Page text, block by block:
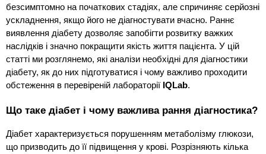
безсимптомно на початкових стадіях, але спричиняє серйозні
ускладнення, якщо його не діагностувати вчасно. Раннє
виявлення діабету дозволяє запобігти розвитку важких
наслідків і значно покращити якість життя пацієнта. У цій
статті ми розглянемо, які аналізи необхідні для діагностики
діабету, як до них підготуватися і чому важливо проходити
обстеження в перевіреній лабораторії IQLab.
Що таке діабет і чому важлива рання діагностика?
Діабет характеризується порушенням метаболізму глюкози,
що призводить до її підвищення у крові. Розрізняють кілька